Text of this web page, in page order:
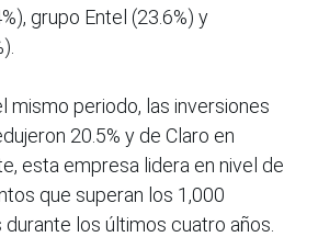
grupo Entel (23.6%) y
mismo periodo, las inversiones
20.5% y de Claro en
esta empresa lidera en nivel de
que superan los 1,000
los últimos cuatro años.